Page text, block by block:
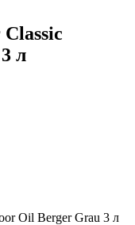
л
Oil Berger Grau 3 л